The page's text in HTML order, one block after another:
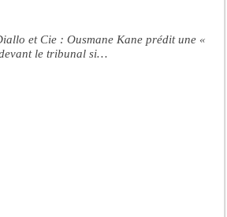
et Cie : Ousmane Kane prédit une «
le tribunal si…